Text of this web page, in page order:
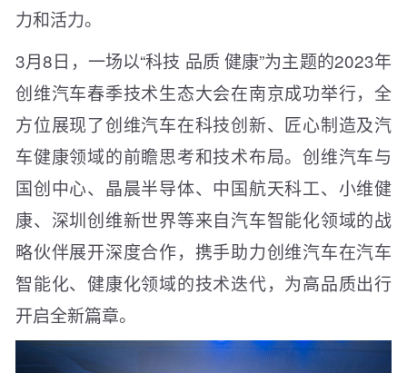
力和活力。
3月8日，一场以“科技 品质 健康”为主题的2023年
创维汽车春季技术生态大会在南京成功举行，全
方位展现了创维汽车在科技创新、匠心制造及汽
车健康领域的前瞻思考和技术布局。创维汽车与
国创中心、晶晨半导体、中国航天科工、小维健
康、深圳创维新世界等来自汽车智能化领域的战
略伙伴展开深度合作，携手助力创维汽车在汽车
智能化、健康化领域的技术迭代，为高品质出行
开启全新篇章。